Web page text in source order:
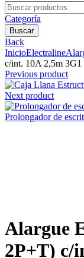
Search
for:
Categoría
Buscar
Back
InicioElectraline
c/int. 10A 2,5m 3G1
Previous product
Next product
Prolongador de
Alargue
2P+T) c/